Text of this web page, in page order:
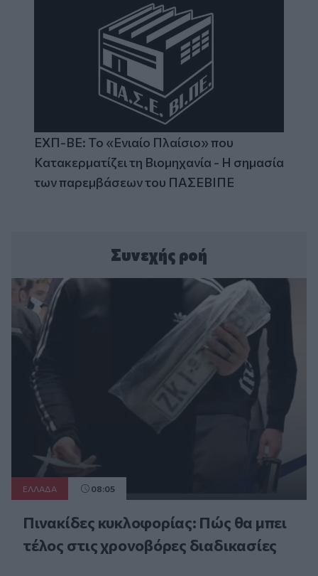
ΕΧΠ-ΒΕ: Το «Ενιαίο Πλαίσιο» που
Κατακερματίζει τη Βιομηχανία - Η σημασία
των παρεμβάσεων του ΠΑΣΕΒΙΠΕ
Συνεχής ροή
ΕΛΛAΔΑ 08:05
Πινακίδες κυκλοφορίας: Πώς θα μπει
τέλος στις χρονοβόρες διαδικασίες